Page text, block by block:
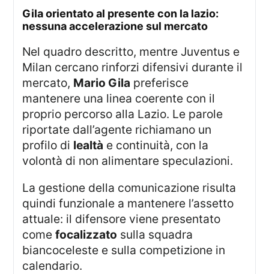
gila orientato al presente con la lazio:
nessuna accelerazione sul mercato
Nel quadro descritto, mentre Juventus e
Milan cercano rinforzi difensivi durante il
mercato, Mario Gila preferisce
mantenere una linea coerente con il
proprio percorso alla Lazio. Le parole
riportate dall’agente richiamano un
profilo di lealtà e continuità, con la
volontà di non alimentare speculazioni.
La gestione della comunicazione risulta
quindi funzionale a mantenere l’assetto
attuale: il difensore viene presentato
comefocalizzato sulla squadra
biancoceleste e sulla competizione in
calendario.